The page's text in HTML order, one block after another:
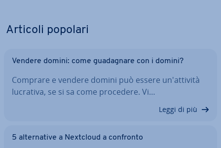
Articoli popolari
Vendere domini: come gua­da­gna­re con i domini?
Comprare e vendere domini può essere un'at­ti­vi­tà
lucrativa, se si sa come procedere. Vi…
Leggi di più
5 al­ter­na­ti­ve a Nextcloud a confronto